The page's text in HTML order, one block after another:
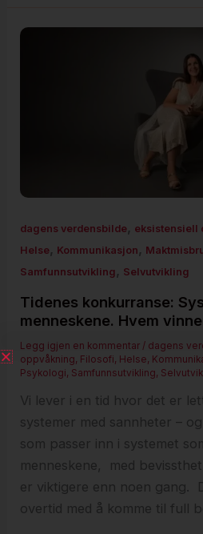
dagens verdensbilde, eksistensiell
Helse, Kommunikasjon ,
Samfunnsutvikling , Selvutvikling
Tidenes konkurranse:
menneskene. Hvem
Legg igjen en kommentar / dagens
oppvåkning, Filosofi, Helse,
Psykologi, Samfunnsutvikling,
Vi lever i en tid hvor det er
systemer med sannheter –
som passer inn i systemet
menneskene, med
er viktigere enn noen gang.
overtid med å komme til full